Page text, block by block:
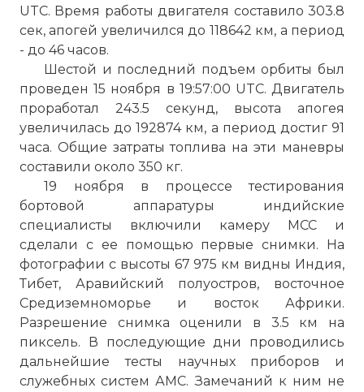
UTC. Время работы двигателя составило 303.8
сек, апогей увеличился до 118642 км, а период
- до 46 часов.
Шестой и последний подъем орбиты был
проведен 15 ноября в 19:57:00 UTC. Двигатель
проработал 243.5 секунд, высота апогея
увеличилась до 192874 км, а период достиг 91
часа. Общие затраты топлива на эти маневры
составили около 350 кг.
19 ноября в процессе тестирования
бортовой аппаратуры индийские
специалисты включили камеру МСС и
сделали с ее помощью первые снимки. На
фотографии с высоты 67 975 км видны Индия,
Тибет, Аравийский полуостров, восточное
Средиземноморье и восток Африки.
Разрешение снимка оценили в 3.5 км на
пиксель. В последующие дни проводились
дальнейшие тесты научных приборов и
служебных систем АМС. Замечаний к ним не
☓